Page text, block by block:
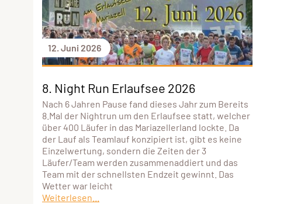
12. Juni 2026
8. Night Run Erlaufsee 2026
Nach 6 Jahren Pause fand dieses Jahr zum Bereits
8.Mal der Nightrun um den Erlaufsee statt, welcher
über 400 Läufer in das Mariazellerland lockte. Da
der Lauf als Teamlauf konzipiert ist, gibt es keine
Einzelwertung, sondern die Zeiten der 3
Läufer/Team werden zusammenaddiert und das
Team mit der schnellsten Endzeit gewinnt. Das
Wetter war leicht
Weiterlesen...